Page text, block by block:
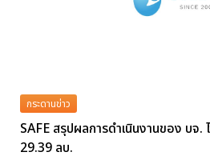
กระดานข่าว
SAFE สรุปผลการดำเนินงานของ บจ.
29.39 ลบ.